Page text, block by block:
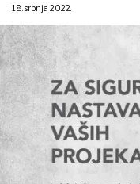
18. srpnja 2022.